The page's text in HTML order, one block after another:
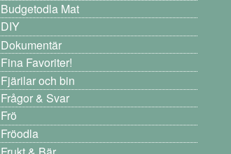
Budgetodla Mat
DIY
Dokumentär
Fina Favoriter!
Fjärilar och bin
Frågor & Svar
Frö
Fröodla